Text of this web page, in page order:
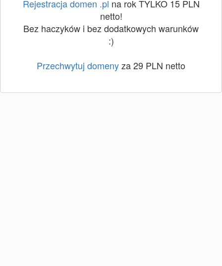
Rejestracja domen .pl na rok TYLKO 15 PLN
netto!
Bez haczyków i bez dodatkowych warunków
:)
Przechwytuj domenyza 29 PLN netto